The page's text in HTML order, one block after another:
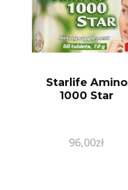
Starlife Amino
1000 Star
96,00zł